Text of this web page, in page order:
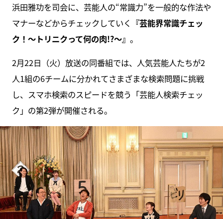
浜田雅功を司会に、芸能人の“常識力”を一般的な作法や
マナーなどからチェックしていく 『芸能界常識チェッ
ク！～トリニクって何の肉!?～』 。
2月22日（火）放送の同番組では、人気芸能人たちが2
人1組の6チームに分かれてさまざまな検索問題に挑戦
し、スマホ検索のスピードを競う「芸能人検索チェッ
ク」の第2弾が開催される。